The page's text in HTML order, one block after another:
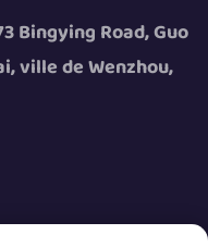
Bingying Road, Guo
ville de Wenzhou,